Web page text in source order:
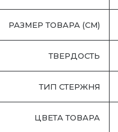
РАЗМЕР ТОВАРА (СМ)
ТВЕРДОСТЬ
ТИП СТЕРЖНЯ
ЦВЕТА ТОВАРА